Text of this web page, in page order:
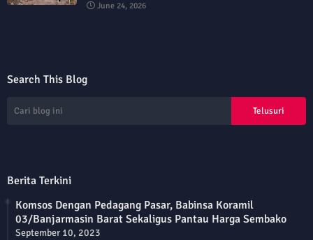
June 24, 2026
Search This Blog
Berita Terkini
Komsos Dengan Pedagang Pasar, Babinsa Koramil
03/Banjarmasin Barat Sekaligus Pantau Harga Sembako
September 10, 2023